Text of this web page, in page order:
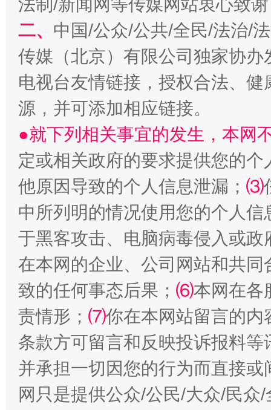
“刷贴”乱象丛生
揭批美国五大"原罪" "炒
法制/新闻网等传媒网站衷心致
二、 中国/公众/公共/全民/法治/
传媒（北京）有限公司独家协
电视台友情链接，授权合法、
源，并可添加相应链接。
●就下列相关事宜的发生，本网
定或相关政府的要求提供您的个
他原因导致的个人信息泄漏； ⑶
中所列明的情况使用您的个人
于黑客攻击、电脑病毒侵入或
在本网的企业、公司网站和共
致的任何事态后果； ⑹本网在各
责情形； ⑺你在本网站留言的内
条款方可留言和反映投诉报料
并承担一切因您的行为而直接
网只是提供公众/公民/大众/民